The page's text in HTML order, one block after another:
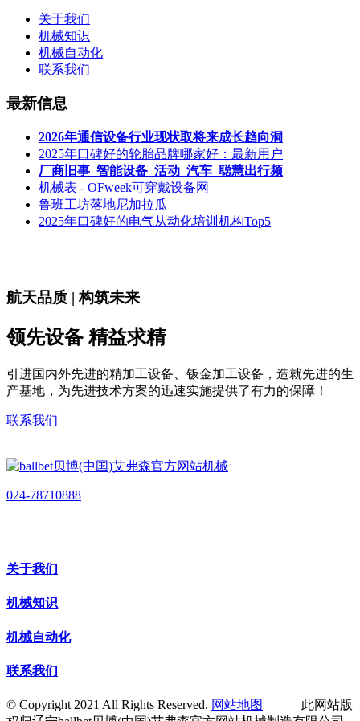
关于我们
机械知识
机械自动化
联系我们
最新信息
2026年通信设备行业现状取将来成长趋向洞
2025年口碑好的轮胎品牌哪家好：最新用户
厂商旧事_智能设备_活动_汽车_聪慧出行频
机械表 - OFweek可穿戴设备网
鲁班工坊落地尼加拉瓜
2025年口碑好的电气从动化培训机构Top5
航天品质 | 构筑未来
领先设备 精益求精
引进国内外先进的精加工设备、钣金加工设备，造就先进的生
产基地，为先进技术方案的迅速实施提供了有力的保障！
联系我们
024-78710888
关于我们
机械知识
机械自动化
联系我们
© Copyright 2021 All Rights Reserved. 网站地图
此网站版